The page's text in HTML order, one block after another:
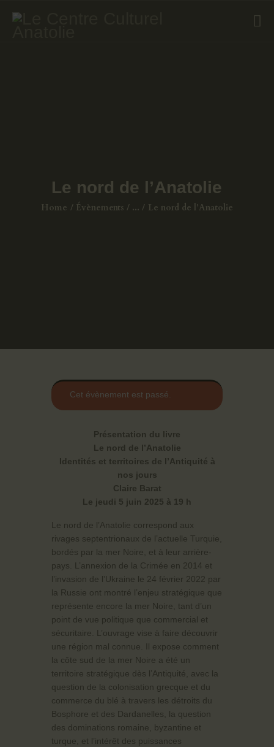
Le nord de l’Anatolie
Home Évènements ... Le nord de l’Anatolie
CONTACT
Cet évènement est passé.
Présentation du livre
Le nord de l’Anatolie
Identités et territoires de l’Antiquité à
nos jours
Claire Barat
Le jeudi 5 juin 2025 à 19 h
Le nord de l’Anatolie correspond aux
rivages septentrionaux de l’actuelle Turquie,
bordés par la mer Noire, et à leur arrière-
pays. L’annexion de la Crimée en 2014 et
l’invasion de l’Ukraine le 24 février 2022 par
la Russie ont montré l’enjeu stratégique que
représente encore la mer Noire, tant d’un
point de vue politique que commercial et
sécuritaire. L’ouvrage vise à faire découvrir
une région mal connue. Il expose comment
la côte sud de la mer Noire a été un
territoire stratégique dès l’Antiquité, avec la
question de la colonisation grecque et du
commerce du blé à travers les détroits du
Bosphore et des Dardanelles, la question
des dominations romaine, byzantine et
turque, et l’intérêt des puissances